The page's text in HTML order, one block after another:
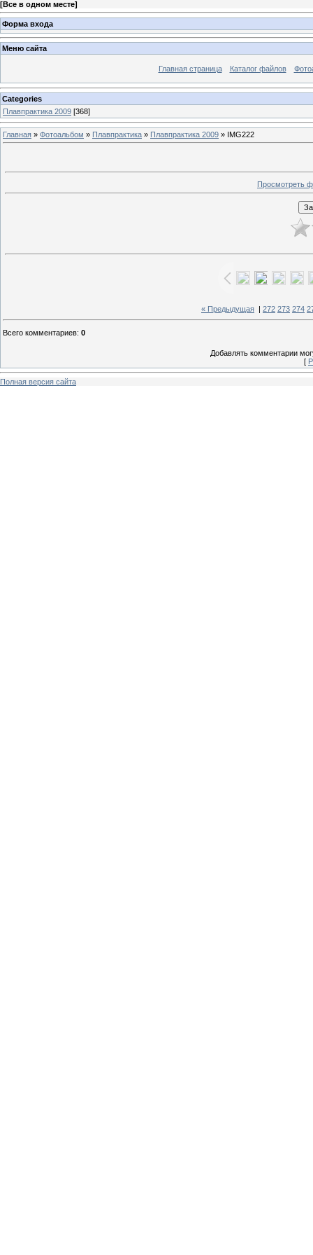
[Все в одном месте]
Форма входа
Меню сайта
Главная страница Каталог файлов
Categories
Плавпрактика 2009 [368]
Главная » Фотоальбом » Плавпрактика » Плавпрактика 2009 » IMG222
Просмотреть
« Предыдущая 272 273 274
Всего комментариев: 0
Добавлять комментарии
[
Полная версия сайта